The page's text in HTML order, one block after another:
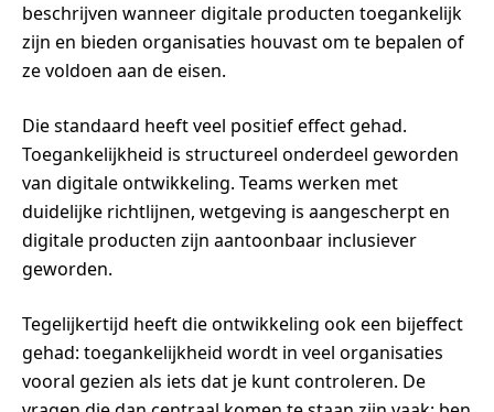
beschrijven wanneer digitale producten toegankelijk
zijn en bieden organisaties houvast om te bepalen of
ze voldoen aan de eisen.
Die standaard heeft veel positief effect gehad.
Toegankelijkheid is structureel onderdeel geworden
van digitale ontwikkeling. Teams werken met
duidelijke richtlijnen, wetgeving is aangescherpt en
digitale producten zijn aantoonbaar inclusiever
geworden.
Tegelijkertijd heeft die ontwikkeling ook een bijeffect
gehad: toegankelijkheid wordt in veel organisaties
vooral gezien als iets dat je kunt controleren. De